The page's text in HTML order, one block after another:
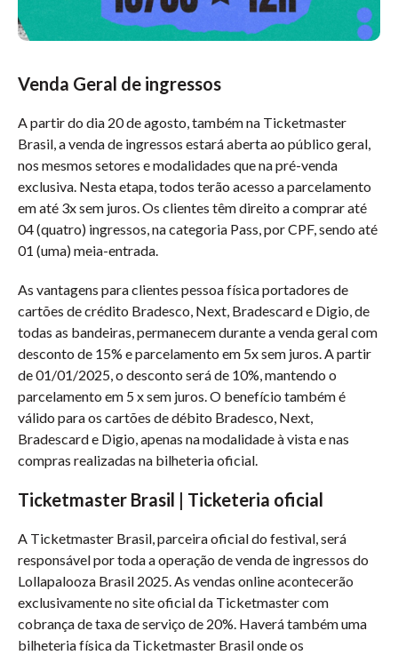
Venda Geral de ingressos
A partir do dia 20 de agosto, também na Ticketmaster
Brasil, a venda de ingressos estará aberta ao público geral,
nos mesmos setores e modalidades que na pré-venda
exclusiva. Nesta etapa, todos terão acesso a parcelamento
em até 3x sem juros. Os clientes têm direito a comprar até
04 (quatro) ingressos, na categoria Pass, por CPF, sendo até
01 (uma) meia-entrada.
As vantagens para clientes pessoa física portadores de
cartões de crédito Bradesco, Next, Bradescard e Digio, de
todas as bandeiras, permanecem durante a venda geral com
desconto de 15% e parcelamento em 5x sem juros. A partir
de 01/01/2025, o desconto será de 10%, mantendo o
parcelamento em 5 x sem juros. O benefício também é
válido para os cartões de débito Bradesco, Next,
Bradescard e Digio, apenas na modalidade à vista e nas
compras realizadas na bilheteria oficial.
Ticketmaster Brasil | Ticketeria oficial
A Ticketmaster Brasil, parceira oficial do festival, será
responsável por toda a operação de venda de ingressos do
Lollapalooza Brasil 2025. As vendas online acontecerão
exclusivamente no site oficial da Ticketmaster com
cobrança de taxa de serviço de 20%. Haverá também uma
bilheteria física da Ticketmaster Brasil onde os